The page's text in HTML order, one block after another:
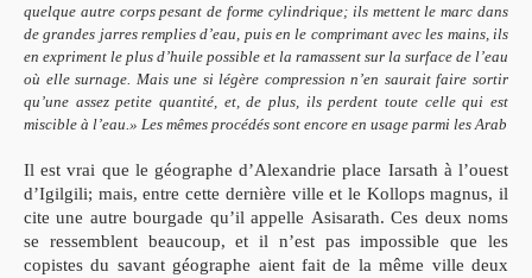
quelque autre corps pesant de forme cylindrique; ils mettent le marc dans
de grandes jarres remplies d’eau, puis en le comprimant avec les mains, ils
en expriment le plus d’huile possible et la ramassent sur la surface de l’eau
où elle surnage. Mais une si légère compression n’en saurait faire sortir
qu’une assez petite quantité, et, de plus, ils perdent toute celle qui est
miscible à l’eau.» Les mêmes procédés sont encore en usage parmi les Arab
Il est vrai que le géographe d’Alexandrie place Iarsath à l’ouest
d’Igilgili; mais, entre cette dernière ville et le Kollops magnus, il
cite une autre bourgade qu’il appelle Asisarath. Ces deux noms
se ressemblent beaucoup, et il n’est pas impossible que les
copistes du savant géographe aient fait de la même ville deux